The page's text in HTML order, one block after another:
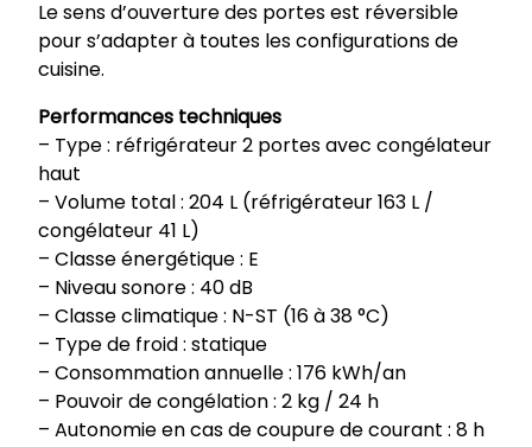
Le sens d’ouverture des portes est réversible
pour s’adapter à toutes les configurations de
cuisine.
Performances techniques
– Type : réfrigérateur 2 portes avec congélateur
haut
– Volume total : 204 L (réfrigérateur 163 L /
congélateur 41 L)
– Classe énergétique : E
– Niveau sonore : 40 dB
– Classe climatique : N-ST (16 à 38 °C)
– Type de froid : statique
– Consommation annuelle : 176 kWh/an
– Pouvoir de congélation : 2 kg / 24 h
– Autonomie en cas de coupure de courant : 8 h